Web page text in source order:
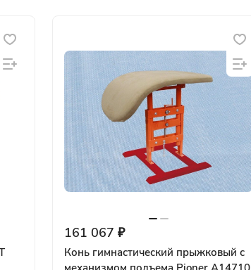
161 067 ₽
Конь гимнастический прыжковый с